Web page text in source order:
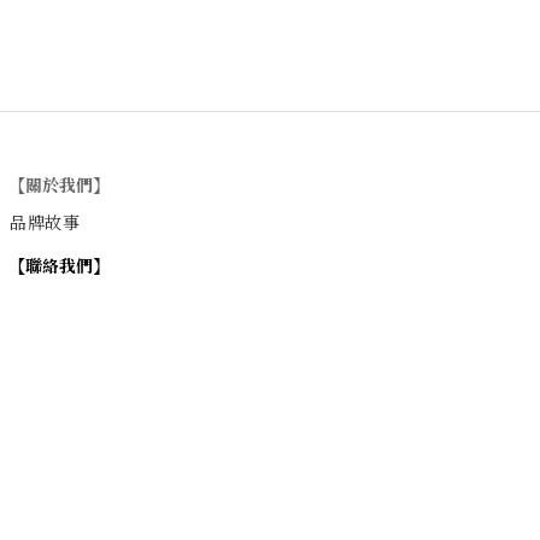
【關於我們】
品牌故事
【聯絡我們】